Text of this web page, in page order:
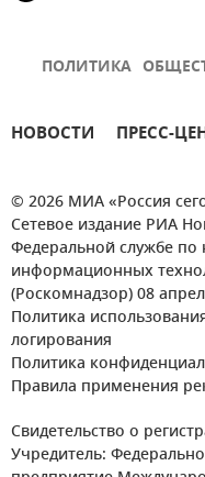
ПОЛИТИКА
НОВОСТИ ПРЕСС-
© 2026 МИА «Россия
Сетевое издание РИА
Федеральной службе по
информационных
(Роскомнадзор) 08
Политика
логирования
Политика
Правила применения
Свидетельство о
Учредитель: